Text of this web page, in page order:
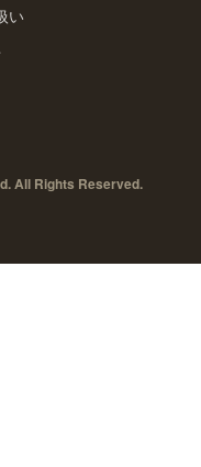
い
All Rights Reserved.